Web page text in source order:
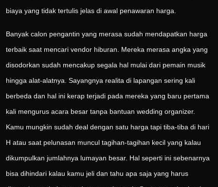
biaya yang tidak tertulis jelas di awal penawaran harga.
Banyak calon pengantin yang merasa sudah mendapatkan harga
terbaik saat mencari vendor hiburan. Mereka merasa angka yang
disodorkan sudah mencakup segala hal mulai dari pemain musik
hingga alat-alatnya. Sayangnya realita di lapangan sering kali
berbeda dan hal ini kerap terjadi pada mereka yang baru pertama
kali mengurus acara besar tanpa bantuan wedding organizer.
Kamu mungkin sudah deal dengan satu harga tapi tiba-tiba di hari
H atau saat pelunasan muncul tagihan-tagihan kecil yang kalau
dikumpulkan jumlahnya lumayan besar. Hal seperti ini sebenarnya
bisa dihindari kalau kamu jeli dan tahu apa saja yang harus